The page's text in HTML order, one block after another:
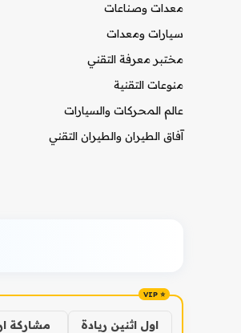
معدات وصناعات
سيارات ومعدات
مختبر معرفة التقني
منوعات التقنية
عالم المحركات والسيارات
آفاق الطيران والطيران التقني
اول اثنين ريادة
مشاركة